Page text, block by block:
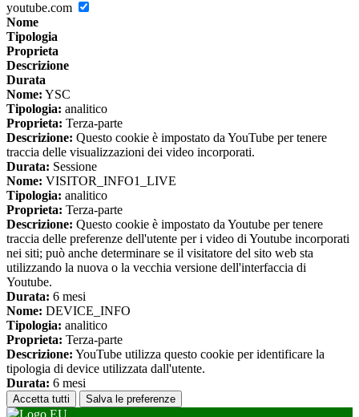
youtube.com
Nome
Tipologia
Proprieta
Descrizione
Durata
Nome: YSC
Tipologia: analitico
Proprieta: Terza-parte
Descrizione: Questo cookie è impostato da YouTube per tenere
traccia delle visualizzazioni dei video incorporati.
Durata: Sessione
Nome: VISITOR_INFO1_LIVE
Tipologia: analitico
Proprieta: Terza-parte
Descrizione: Questo cookie è impostato da Youtube per tenere
traccia delle preferenze dell'utente per i video di Youtube incorporati
nei siti; può anche determinare se il visitatore del sito web sta
utilizzando la nuova o la vecchia versione dell'interfaccia di
Youtube.
Durata: 6 mesi
Nome: DEVICE_INFO
Tipologia: analitico
Proprieta: Terza-parte
Descrizione: YouTube utilizza questo cookie per identificare la
tipologia di device utilizzata dall'utente.
Durata: 6 mesi
Accetta tutti Salva le preferenze